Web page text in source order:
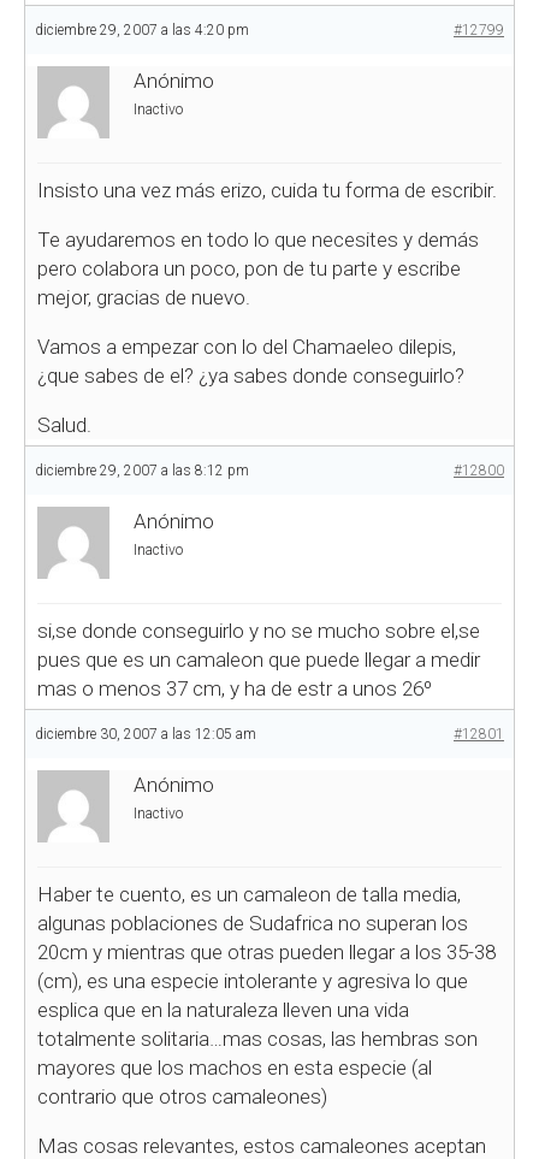
diciembre 29, 2007 a las 4:20 pm #12799
Anónimo
Inactivo
Insisto una vez más erizo, cuida tu forma de escribir.
Te ayudaremos en todo lo que necesites y demás
pero colabora un poco, pon de tu parte y escribe
mejor, gracias de nuevo.
Vamos a empezar con lo del Chamaeleo dilepis,
¿que sabes de el? ¿ya sabes donde conseguirlo?
Salud.
diciembre 29, 2007 a las 8:12 pm #12800
Anónimo
Inactivo
si,se donde conseguirlo y no se mucho sobre el,se
pues que es un camaleon que puede llegar a medir
mas o menos 37 cm, y ha de estr a unos 26º
diciembre 30, 2007 a las 12:05 am #12801
Anónimo
Inactivo
Haber te cuento, es un camaleon de talla media,
algunas poblaciones de Sudafrica no superan los
20cm y mientras que otras pueden llegar a los 35-38
(cm), es una especie intolerante y agresiva lo que
esplica que en la naturaleza lleven una vida
totalmente solitaria…mas cosas, las hembras son
mayores que los machos en esta especie (al
contrario que otros camaleones)
Mas cosas relevantes, estos camaleones aceptan